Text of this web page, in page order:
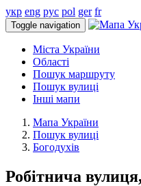
укр eng рус pol ger fr
Toggle navigation
Міста України
Області
Пошук маршруту
Пошук вулиці
Інші мапи
Мапа України
Пошук вулиці
Богодухів
Робітнича